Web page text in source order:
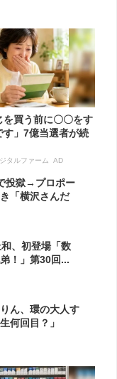
を買う前に〇〇をす
す」7億当選者が続
タルファーム AD
投獄→プロポー
「横沢さんだ
、初登場「数
！」第30回...
ん、環の大人す
何回目？」